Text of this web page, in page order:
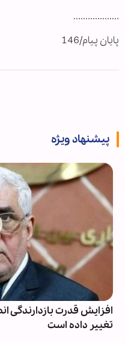
...................
پایان پیام/146
پیشنهاد ویژه
افزایش قدرت بازدارندگی
تغییر داده است